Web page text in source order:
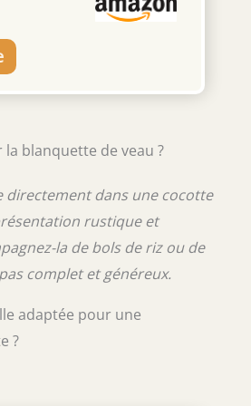
sans pulpe DOUBLE SENS
les 2 sens de rotation du
une quantité de jus plus
: grâce à son
votre presse
blanquette de veau ?
directement dans une cocotte
rustique et
la de bols de riz ou de
complet et généreux.
adaptée pour une
?